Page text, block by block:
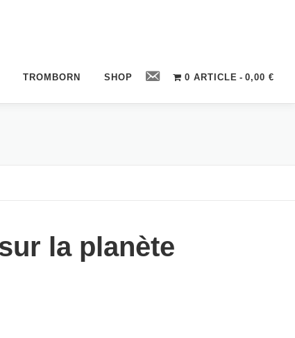
TROMBORN SHOP Contact0 ARTICLE 0,00 €
la planète